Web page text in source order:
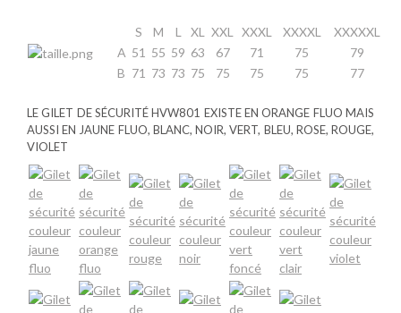
S M L XL XXL XXXL XXXXL
XXXXXL
A 51 55 59 63 67 71 75
79
B 71 73 73 75 75 75 75 77
LE GILET DE SÉCURITÉ HVW801 EXISTE EN ORANGE FLUO MAIS
AUSSI EN JAUNE FLUO, BLANC, NOIR, VERT, BLEU, ROSE, ROUGE,
VIOLET